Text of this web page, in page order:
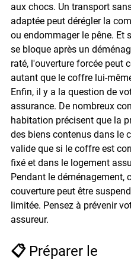
aux chocs. Un transport
adaptée peut dérégler la
ou endommager le pêne. Et
se bloque après un
raté, l'ouverture forcée peut
autant que le coffre lui-
Enfin, il y a la question de
assurance. De nombreux
habitation précisent que la
des biens contenus dans le
valide que si le coffre est
fixé et dans le logement
Pendant le déménagement,
couverture peut être
limitée. Pensez à prévenir
assureur.
📋 Préparer le